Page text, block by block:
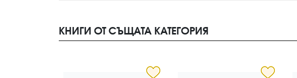
КНИГИ ОТ СЪЩАТА КАТЕГОРИЯ